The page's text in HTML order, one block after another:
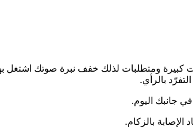
ومتطلبات لذلك خفف نبرة صوتك اشتغل
بالرأي.
جانبك اليوم.
بالزكام.